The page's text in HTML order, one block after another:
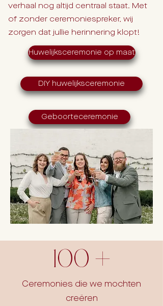
verhaal nog altijd centraal staat. Met
of zonder ceremoniespreker, wij
zorgen dat jullie herinnering klopt!
Huwelijksceremonie op maat
DIY huwelijksceremonie
Geboorteceremonie
100 +
Ceremonies die we mochten
creëren